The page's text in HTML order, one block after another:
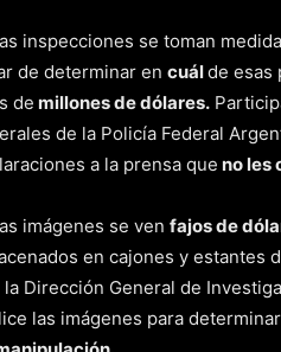
inspecciones se toman
de determinar en cuálde esas
de millones de dólares.
de la Policía Federal
a la prensa que no les
imágenes se ven fajos de
en cajones y estantes
la Dirección General de
las imágenes para